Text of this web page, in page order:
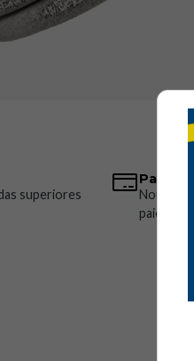
superiores
Nous